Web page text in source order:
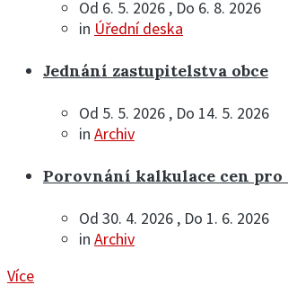
Od 6. 5. 2026 , Do 6. 8. 2026
in Úřední deska
Jednání zastupitelstva obce
Od 5. 5. 2026 , Do 14. 5. 2026
in Archiv
Porovnání kalkulace cen pro
Od 30. 4. 2026 , Do 1. 6. 2026
in Archiv
Více